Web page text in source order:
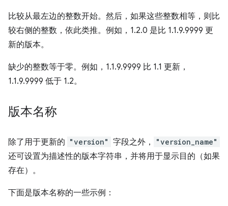
比较从最左边的整数开始。然后，如果这些整数相等，则比
较右侧的整数，依此类推。例如，1.2.0 是比 1.1.9.9999 更
新的版本。
缺少的整数等于零。例如，1.1.9.9999 比 1.1 更新，
1.1.9.9999 低于 1.2。
版本名称
除了用于更新的 "version" 字段之外， "version_name"
还可设置为描述性的版本字符串，并将用于显示目的（如果
存在）。
下面是版本名称的一些示例：